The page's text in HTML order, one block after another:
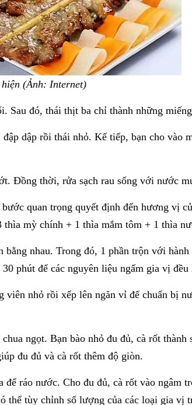
(Ảnh: Internet)
đó, thái thịt ba chỉ thành những
dập rồi thái nhỏ. Kế tiếp, bạn cho vào
Đồng thời, rửa sạch rau sống với nước
quan trọng quyết định đến hương vị
mỳ chính + 1 thìa mắm tôm + 1 thìa
nhau. Trong đó, 1 phần trộn với
phút để các nguyên liệu ngấm gia vị đều
nhỏ rồi xếp lên ngăn vỉ để chuẩn bị
ngọt. Bạn bào nhỏ đu đủ, cà rốt
đu đủ và cà rốt thêm độ giòn.
ráo nước. Cho đu đủ, cà rốt vào ngâm
thể tùy chỉnh số lượng của các loại gia vị